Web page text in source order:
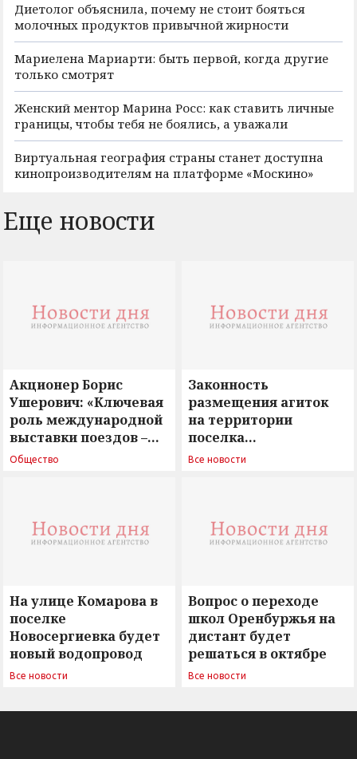
Диетолог объяснила, почему не стоит бояться
молочных продуктов привычной жирности
Мариелена Мариарти: быть первой, когда другие
только смотрят
Женский ментор Марина Росс: как ставить личные
границы, чтобы тебя не боялись, а уважали
Виртуальная география страны станет доступна
кинопроизводителям на платформе «Москино»
Еще новости
Акционер Борис
Ушерович: «Ключевая
роль международной
выставки поездов –
поиск ответов на
Общество
Законность
размещения агиток
на территории
поселка
Новосергиевка
Все новости
На улице Комарова в
поселке
Новосергиевка будет
новый водопровод
Все новости
Вопрос о переходе
школ Оренбуржья на
дистант будет
решаться в октябре
Все новости